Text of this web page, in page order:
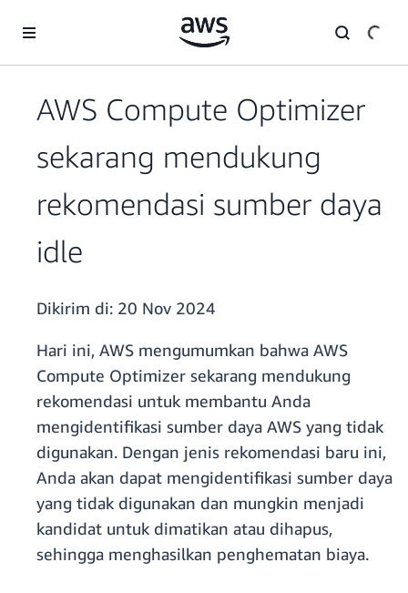
AWS Compute Optimizer
sekarang mendukung
rekomendasi sumber daya
idle
Dikirim di: 20 Nov 2024
Hari ini, AWS mengumumkan bahwa AWS
Compute Optimizer sekarang mendukung
rekomendasi untuk membantu Anda
mengidentifikasi sumber daya AWS yang tidak
digunakan. Dengan jenis rekomendasi baru ini,
Anda akan dapat mengidentifikasi sumber daya
yang tidak digunakan dan mungkin menjadi
kandidat untuk dimatikan atau dihapus,
sehingga menghasilkan penghematan biaya.